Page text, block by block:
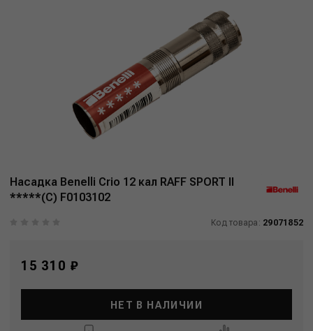
Насадка Benelli Crio 12 кал RAFF SPORT II
*****(C) F0103102
Код товара: 29071852
15 310 ₽
НЕТ В НАЛИЧИИ